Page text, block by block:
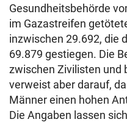
Gesundheitsbehörde
im Gazastreifen
inzwischen 29.692, die
69.879 gestiegen. Die
zwischen Zivilisten und
verweist aber darauf,
Männer einen hohen
Die Angaben lassen